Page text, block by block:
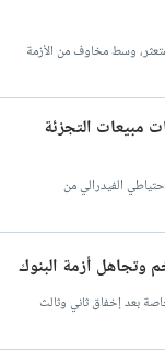
مبيعات التجزئة
الفيدرالي من
وتجاهل أزمة البنوك
بعد إخفاق ثاني وثالث